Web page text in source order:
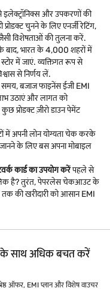
से इलेक्ट्रॉनिक्स और उपकरणों की
चुनने के लिए एनर्जी रेटिंग,
जैसी विशेषताओं की तुलना करें.
बाद, भारत के 4,000 शहरों में
में जाएं. व्यक्तिगत रूप से
से निर्णय लें.
बजाज फाइनेंस ईजी EMI
उठाएं और लागत को
प्रोडक्ट ज़ीरो डाउन पेमेंट
में अपनी लोन योग्यता चेक करके
जानने के लिए बस अपना मोबाइल
कार्ड का उपयोग करेंपहले से
है? तुरंत, पेपरलेस चेकआउट के
की खरीदारी को आसान EMI
के साथ अधिक बचत करें
ऑफर, EMI प्लान और विशेष वाउचर